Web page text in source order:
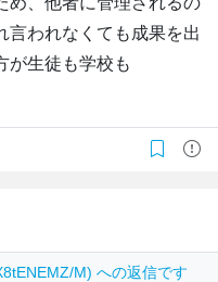
言われなくても成果を出
が生徒も学校も
M) への返信です